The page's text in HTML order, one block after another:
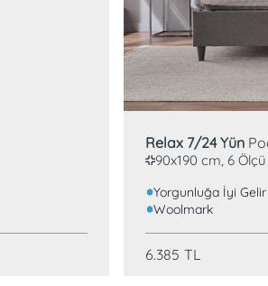
Pocket Yay
Relax 7/24 Yün
90x190 cm, 6 Ölçü
Yorgunluğa İyi Gelir
Woolmark
6.385 TL